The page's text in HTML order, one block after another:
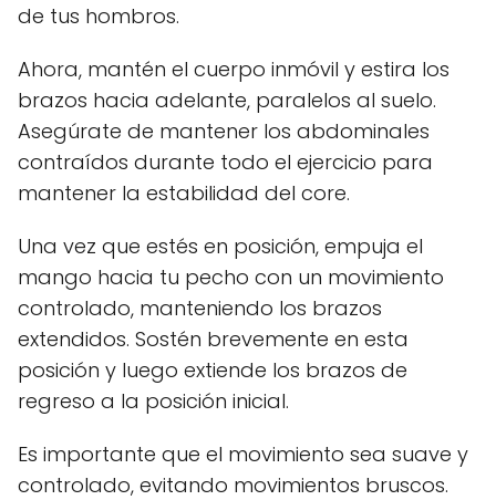
de tus hombros.
Ahora, mantén el cuerpo inmóvil y estira los
brazos hacia adelante, paralelos al suelo.
Asegúrate de mantener los abdominales
contraídos durante todo el ejercicio para
mantener la estabilidad del core.
Una vez que estés en posición, empuja el
mango hacia tu pecho con un movimiento
controlado, manteniendo los brazos
extendidos. Sostén brevemente en esta
posición y luego extiende los brazos de
regreso a la posición inicial.
Es importante que el movimiento sea suave y
controlado, evitando movimientos bruscos.